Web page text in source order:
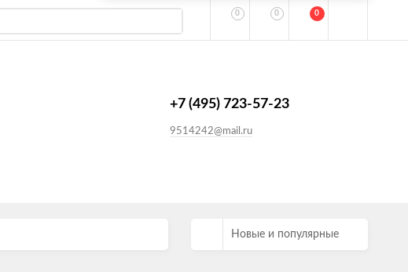
0 0 0
+7 (495) 723-57-23
9514242@mail.ru
Новые и популярные